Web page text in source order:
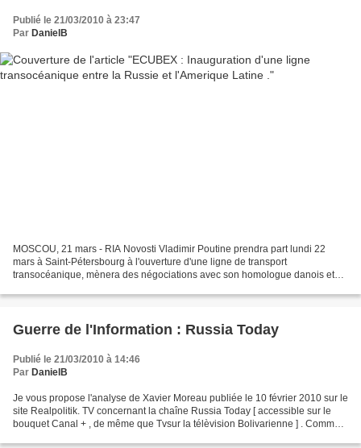
Publié le 21/03/2010 à 23:47
Par DanielB
MOSCOU, 21 mars - RIA Novosti Vladimir Poutine prendra part lundi 22
mars à Saint-Pétersbourg à l'ouverture d'une ligne de transport
transocéanique, mènera des négociations avec son homologue danois et
Guerre de l'Information : Russia Today
Publié le 21/03/2010 à 14:46
Par DanielB
Je vous propose l'analyse de Xavier Moreau publiée le 10 février 2010 sur le
site Realpolitik. TV concernant la chaîne Russia Today [ accessible sur le
bouquet Canal + , de même que Tvsur la télèvision Bolivarienne ] . Comme il